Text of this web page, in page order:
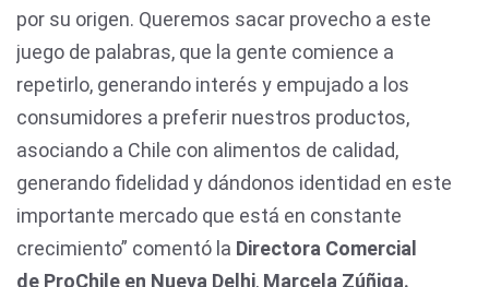
por su origen. Queremos sacar provecho a este
juego de palabras, que la gente comience a
repetirlo, generando interés y empujado a los
consumidores a preferir nuestros productos,
asociando a Chile con alimentos de calidad,
generando fidelidad y dándonos identidad en este
importante mercado que está en constante
crecimiento” comentó la Directora Comercial
de ProChile en Nueva Delhi, Marcela Zúñiga.